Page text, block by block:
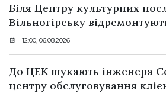
Біля Центру культурних
Вільногірську
12:00, 06.08.2026
До ЦЕК шукають інженера
центру обслуговування